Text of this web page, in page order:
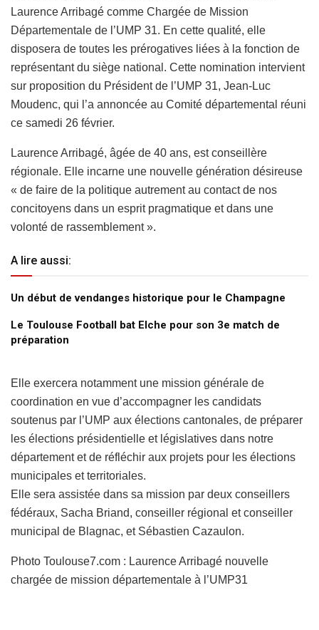
Laurence Arribagé comme Chargée de Mission
Départementale de l’UMP 31. En cette qualité, elle
disposera de toutes les prérogatives liées à la fonction de
représentant du siège national. Cette nomination intervient
sur proposition du Président de l’UMP 31, Jean-Luc
Moudenc, qui l’a annoncée au Comité départemental réuni
ce samedi 26 février.
Laurence Arribagé, âgée de 40 ans, est conseillère
régionale. Elle incarne une nouvelle génération désireuse
« de faire de la politique autrement au contact de nos
concitoyens dans un esprit pragmatique et dans une
volonté de rassemblement ».
A lire aussi:
Un début de vendanges historique pour le Champagne
Le Toulouse Football bat Elche pour son 3e match de
préparation
Elle exercera notamment une mission générale de
coordination en vue d’accompagner les candidats
soutenus par l’UMP aux élections cantonales, de préparer
les élections présidentielle et législatives dans notre
département et de réfléchir aux projets pour les élections
municipales et territoriales.
Elle sera assistée dans sa mission par deux conseillers
fédéraux, Sacha Briand, conseiller régional et conseiller
municipal de Blagnac, et Sébastien Cazaulon.
Photo Toulouse7.com : Laurence Arribagé nouvelle
chargée de mission départementale à l’UMP31